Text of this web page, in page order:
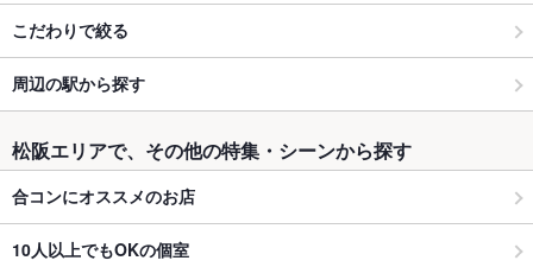
こだわりで絞る
周辺の駅から探す
松阪エリアで、その他の特集・シーンから探す
合コンにオススメのお店
10人以上でもOKの個室